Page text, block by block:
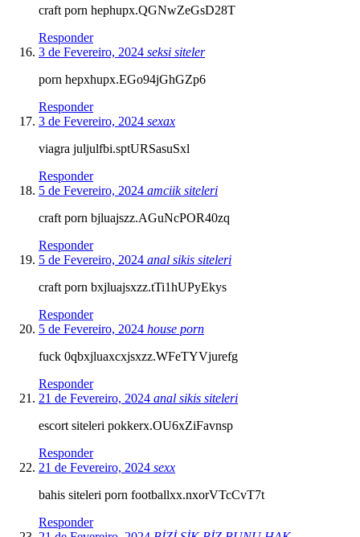
craft porn hephupx.QGNwZeGsD28T
Responder
3 de Fevereiro, 2024 seksi siteler
porn hepxhupx.EGo94jGhGZp6
Responder
3 de Fevereiro, 2024 sexax
viagra juljulfbi.sptURSasuSxl
Responder
5 de Fevereiro, 2024 amciik siteleri
craft porn bjluajszz.AGuNcPOR40zq
Responder
5 de Fevereiro, 2024 anal sikis siteleri
craft porn bxjluajsxzz.tTi1hUPyEkys
Responder
5 de Fevereiro, 2024 house porn
fuck 0qbxjluaxcxjsxzz.WFeTYVjurefg
Responder
21 de Fevereiro, 2024 anal sikis siteleri
escort siteleri pokkerx.OU6xZiFavnsp
Responder
21 de Fevereiro, 2024 sexx
bahis siteleri porn footballxx.nxorVTcCvT7t
Responder